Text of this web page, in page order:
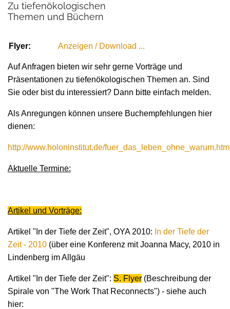
Zu tiefenökologischen
Themen und Büchern
Flyer: Anzeigen / Download ...
Auf Anfragen bieten wir sehr gerne Vorträge und
Präsentationen zu tiefenökologischen Themen an. Sind
Sie oder bist du interessiert? Dann bitte einfach melden.
Als Anregungen können unsere Buchempfehlungen hier
dienen:
http://www.holoninstitut.de/
Aktuelle Termine:
Artikel und Vorträge:
Artikel "In der Tiefe der Zeit", OYA 2010: In der Tiefe der
Zeit - 2010 (über eine Konferenz mit Joanna Macy, 2010 in
Lindenberg im Allgäu
Artikel "In der Tiefe der Zeit": S. Flyer (Beschreibung der
Spirale von "The Work That Reconnects") - siehe auch
hier: